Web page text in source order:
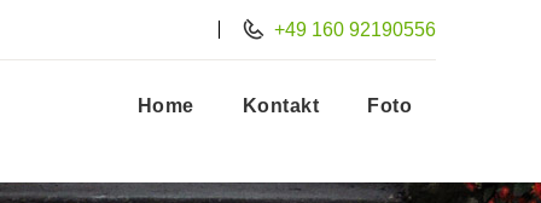
+49 160 92190556
Home Kontakt Foto